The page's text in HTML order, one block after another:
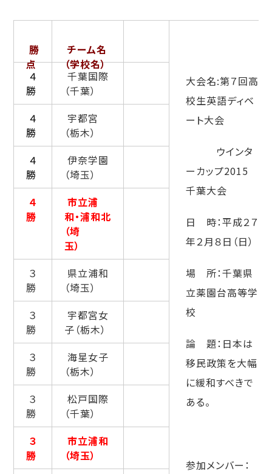
勝
点
チーム名
（学校名）
大会名:第７回高
校生英語ディベ
ート大会
ウインタ
ーカップ2015
千葉大会
日 時：平成２７
年２月８日（日）
場 所：千葉県
立薬園台高等学
校
論 題：日本は
移民政策を大幅
に緩和すべきで
ある。
参加メンバー：
４
勝
千葉国際
（千葉）
４
勝
宇都宮
（栃木）
４
勝
伊奈学園
（埼玉）
４
勝
市立浦
和・浦和北
（埼
玉）
３
勝
県立浦和
（埼玉）
３
勝
宇都宮女
子（栃木）
３
勝
海星女子
（栃木）
３
勝
松戸国際
（千葉）
３
勝
市立浦和
（埼玉）